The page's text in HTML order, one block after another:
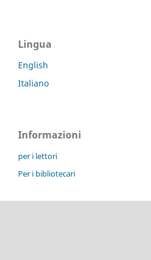
Lingua
English
Italiano
Informazioni
per i lettori
Per i bibliotecari